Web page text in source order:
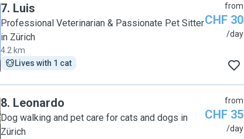
7. Luis
Professional Veterinarian & Passionate Pet Sitter
in Zürich
4.2 km
Lives with 1 cat
from
CHF 30
/day
8. Leonardo
Dog walking and pet care for cats and dogs in
Zürich
from
CHF 35
/day